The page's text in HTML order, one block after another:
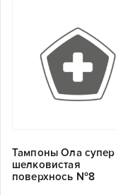
Тампоны Ола супер
шелковистая
поверхнось №8